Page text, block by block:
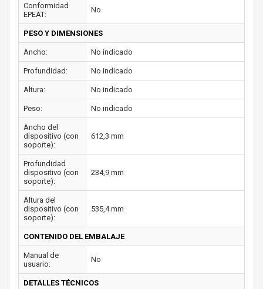
Conformidad
EPEAT:
No
PESO Y DIMENSIONES
Ancho: No indicado
Profundidad: No indicado
Altura: No indicado
Peso: No indicado
Ancho del
dispositivo (con
soporte):
612,3 mm
Profundidad
dispositivo (con
soporte):
234,9 mm
Altura del
dispositivo (con
soporte):
535,4 mm
CONTENIDO DEL EMBALAJE
Manual de
usuario:
No
DETALLES TÉCNICOS